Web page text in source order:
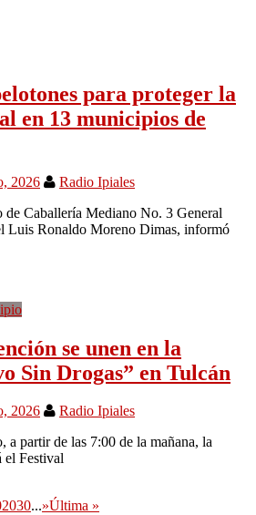
para proteger la
en 13 municipios de
2026
Radio Ipiales
de Caballería Mediano No. 3 General
Luis Ronaldo Moreno Dimas, informó
se unen en la
Sin Drogas” en Tulcán
2026
Radio Ipiales
a partir de las 7:00 de la mañana, la
el Festival
2030...»Última »